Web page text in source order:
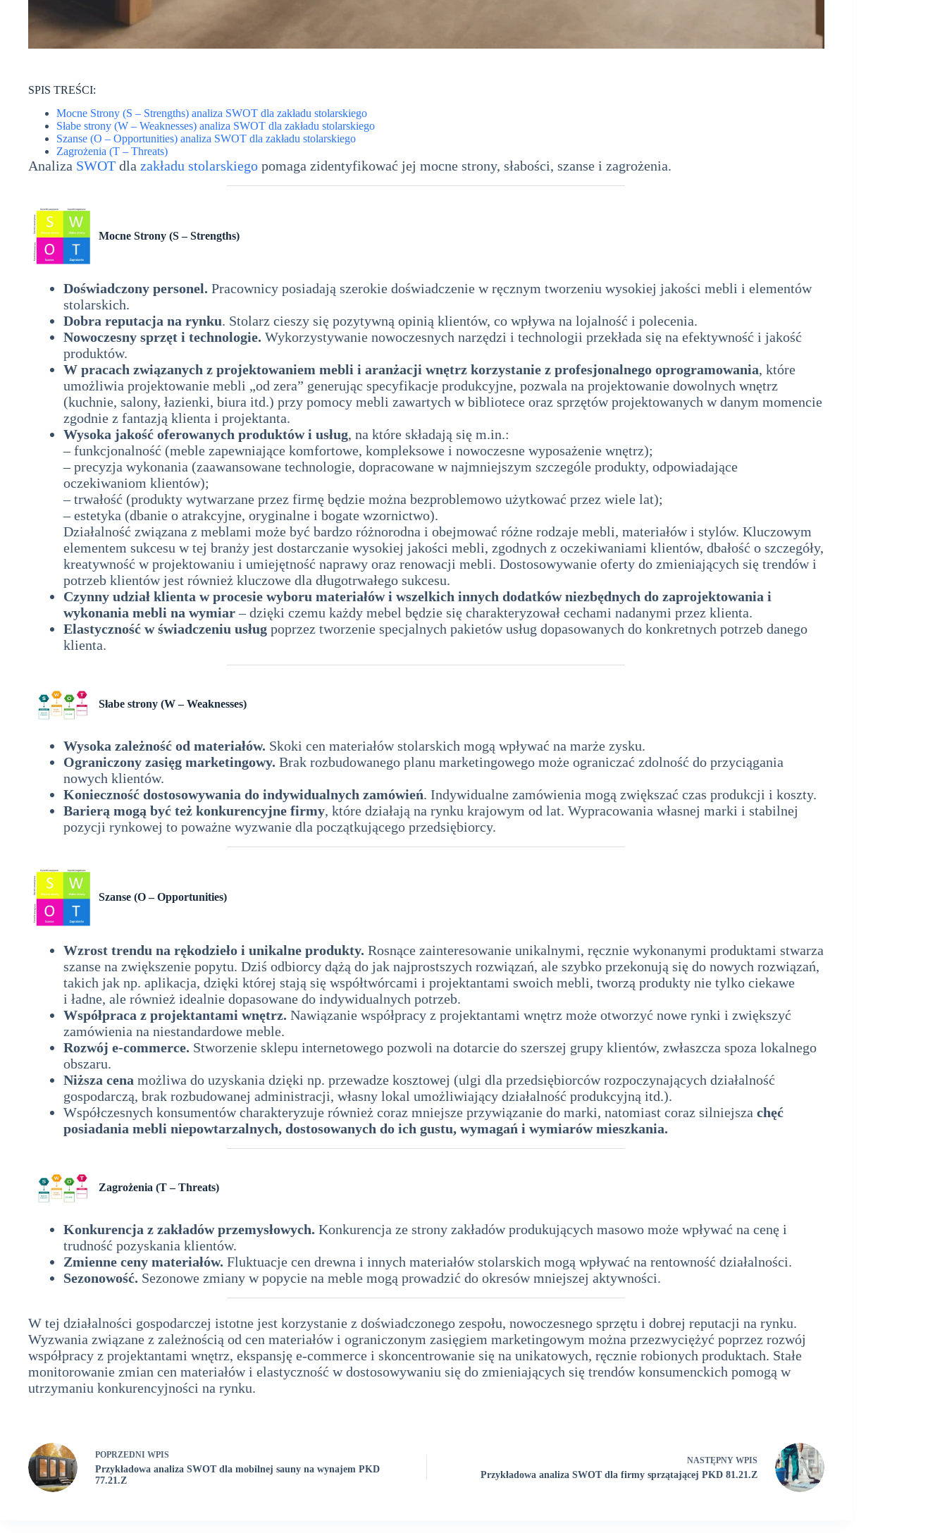
SPIS TREŚCI:
Mocne Strony (S – Strengths) analiza SWOT dla zakładu stolarskiego
Słabe strony (W – Weaknesses) analiza SWOT dla zakładu stolarskiego
Szanse (O – Opportunities) analiza SWOT dla zakładu stolarskiego
Zagrożenia (T – Threats)
Analiza SWOT dla zakładu stolarskiego pomaga zidentyfikować jej mocne strony, słabości, szanse i zagrożenia.
Mocne Strony (S – Strengths)
Doświadczony personel. Pracownicy posiadają szerokie doświadczenie w ręcznym tworzeniu wysokiej jakości mebli i elementów
stolarskich.
Dobra reputacja na rynku. Stolarz cieszy się pozytywną opinią klientów, co wpływa na lojalność i polecenia.
Nowoczesny sprzęt i technologie. Wykorzystywanie nowoczesnych narzędzi i technologii przekłada się na efektywność i jakość
produktów.
W pracach związanych z projektowaniem mebli i aranżacji wnętrz korzystanie z profesjonalnego oprogramowania, które
umożliwia projektowanie mebli „od zera” generując specyfikacje produkcyjne, pozwala na projektowanie dowolnych wnętrz
(kuchnie, salony, łazienki, biura itd.) przy pomocy mebli zawartych w bibliotece oraz sprzętów projektowanych w danym momencie
zgodnie z fantazją klienta i projektanta.
Wysoka jakość oferowanych produktów i usług, na które składają się m.in.:
– funkcjonalność (meble zapewniające komfortowe, kompleksowe i nowoczesne wyposażenie wnętrz);
– precyzja wykonania (zaawansowane technologie, dopracowane w najmniejszym szczególe produkty, odpowiadające
oczekiwaniom klientów);
– trwałość (produkty wytwarzane przez firmę będzie można bezproblemowo użytkować przez wiele lat);
– estetyka (dbanie o atrakcyjne, oryginalne i bogate wzornictwo).
Działalność związana z meblami może być bardzo różnorodna i obejmować różne rodzaje mebli, materiałów i stylów. Kluczowym
elementem sukcesu w tej branży jest dostarczanie wysokiej jakości mebli, zgodnych z oczekiwaniami klientów, dbałość o szczegóły,
kreatywność w projektowaniu i umiejętność naprawy oraz renowacji mebli. Dostosowywanie oferty do zmieniających się trendów i
potrzeb klientów jest również kluczowe dla długotrwałego sukcesu.
Czynny udział klienta w procesie wyboru materiałów i wszelkich innych dodatków niezbędnych do zaprojektowania i
wykonania mebli na wymiar– dzięki czemu każdy mebel będzie się charakteryzował cechami nadanymi przez klienta.
Elastyczność w świadczeniu usług poprzez tworzenie specjalnych pakietów usług dopasowanych do konkretnych potrzeb danego
klienta.
Słabe strony (W – Weaknesses)
Wysoka zależność od materiałów. Skoki cen materiałów stolarskich mogą wpływać na marże zysku.
Ograniczony zasięg marketingowy. Brak rozbudowanego planu marketingowego może ograniczać zdolność do przyciągania
nowych klientów.
Konieczność dostosowywania do indywidualnych zamówień. Indywidualne zamówienia mogą zwiększać czas produkcji i koszty.
Barierą mogą być też konkurencyjne firmy, które działają na rynku krajowym od lat. Wypracowania własnej marki i stabilnej
pozycji rynkowej to poważne wyzwanie dla początkującego przedsiębiorcy.
Szanse (O – Opportunities)
Wzrost trendu na rękodzieło i unikalne produkty. Rosnące zainteresowanie unikalnymi, ręcznie wykonanymi produktami stwarza
szanse na zwiększenie popytu. Dziś odbiorcy dążą do jak najprostszych rozwiązań, ale szybko przekonują się do nowych rozwiązań,
takich jak np. aplikacja, dzięki której stają się współtwórcami i projektantami swoich mebli, tworzą produkty nie tylko ciekawe
i ładne, ale również idealnie dopasowane do indywidualnych potrzeb.
Współpraca z projektantami wnętrz. Nawiązanie współpracy z projektantami wnętrz może otworzyć nowe rynki i zwiększyć
zamówienia na niestandardowe meble.
Rozwój e-commerce. Stworzenie sklepu internetowego pozwoli na dotarcie do szerszej grupy klientów, zwłaszcza spoza lokalnego
obszaru.
Niższa cena możliwa do uzyskania dzięki np. przewadze kosztowej (ulgi dla przedsiębiorców rozpoczynających działalność
gospodarczą, brak rozbudowanej administracji, własny lokal umożliwiający działalność produkcyjną itd.).
Współczesnych konsumentów charakteryzuje również coraz mniejsze przywiązanie do marki, natomiast coraz silniejsza chęć
posiadania mebli niepowtarzalnych, dostosowanych do ich gustu, wymagań i wymiarów mieszkania.
Zagrożenia (T – Threats)
Konkurencja z zakładów przemysłowych. Konkurencja ze strony zakładów produkujących masowo może wpływać na cenę i
trudność pozyskania klientów.
Zmienne ceny materiałów. Fluktuacje cen drewna i innych materiałów stolarskich mogą wpływać na rentowność działalności.
Sezonowość. Sezonowe zmiany w popycie na meble mogą prowadzić do okresów mniejszej aktywności.
W tej działalności gospodarczej istotne jest korzystanie z doświadczonego zespołu, nowoczesnego sprzętu i dobrej reputacji na rynku.
Wyzwania związane z zależnością od cen materiałów i ograniczonym zasięgiem marketingowym można przezwyciężyć poprzez rozwój
współpracy z projektantami wnętrz, ekspansję e-commerce i skoncentrowanie się na unikatowych, ręcznie robionych produktach. Stałe
monitorowanie zmian cen materiałów i elastyczność w dostosowywaniu się do zmieniających się trendów konsumenckich pomogą w
utrzymaniu konkurencyjności na rynku.
POPRZEDNI WPIS
Przykładowa analiza SWOT dla mobilnej sauny na wynajem PKD
77.21.Z
NASTĘPNY WPIS
Przykładowa analiza SWOT dla firmy sprzątającej PKD 81.21.Z